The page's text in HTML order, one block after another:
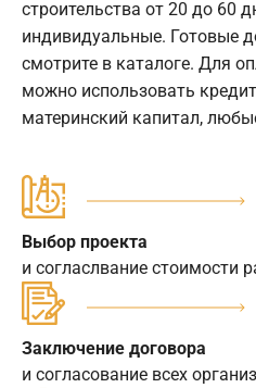
строительства от 20 до 60
индивидуальные. Готовые
смотрите в каталоге. Для
можно использовать
материнский капитал,
Выбор проекта
и согласлвание стоимости
Заключение договора
и согласование всех